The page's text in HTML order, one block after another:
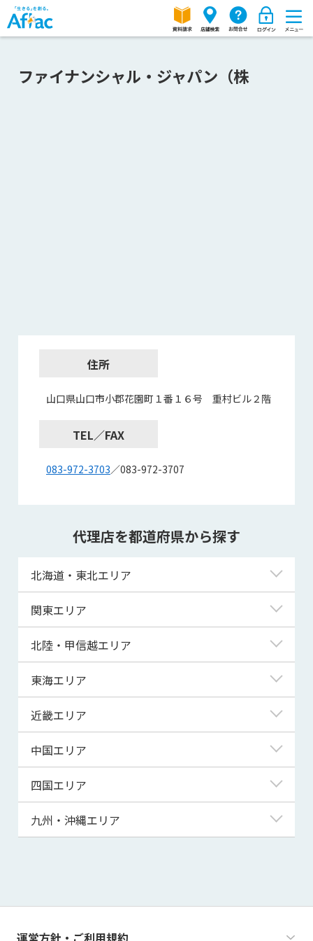
ファイナンシャル・ジャパン（株
住所
山口県山口市小郡花園町１番１６号 重村ビル２階
TEL／FAX
083-972-3703／083-972-3707
代理店を都道府県から探す
北海道・東北エリア
北海道
青森県
宮城県
秋田県
山形県
関東エリア
東京都
神奈川県
埼玉県
千葉県
茨城県
群馬県
北陸・甲信越エリア
新潟県
富山県
福井県
山梨県
長野県
東海エリア
岐阜県
静岡県
三重県
近畿エリア
滋賀県
京都府
大阪府
兵庫県
和歌山県
中国エリア
鳥取県
島根県
山口県
四国エリア
徳島県
高知県
九州・沖縄エリア
運営方針・ご利用規約